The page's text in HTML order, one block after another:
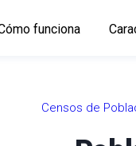
funciona
Censos de